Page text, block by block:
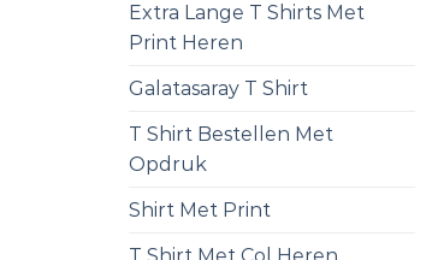
Extra Lange T Shirts Met
Print Heren
Galatasaray T Shirt
T Shirt Bestellen Met
Opdruk
Shirt Met Print